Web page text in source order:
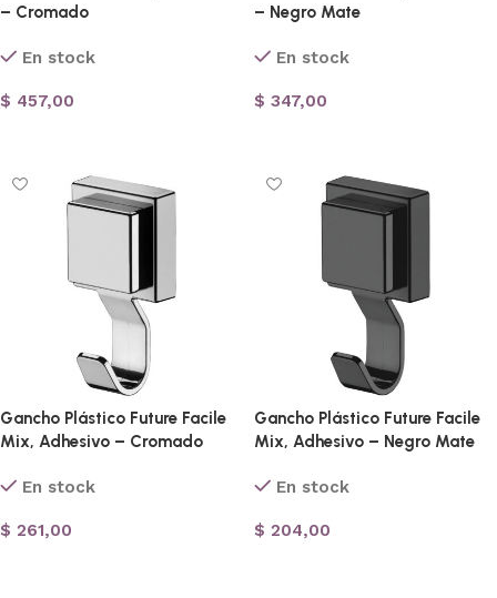
– Cromado
En stock
$ 457,00
– Negro Mate
En stock
$ 347,00
Gancho Plástico Future Facile
Mix, Adhesivo – Cromado
En stock
$ 261,00
Gancho Plástico Future Facile
Mix, Adhesivo – Negro Mate
En stock
$ 204,00